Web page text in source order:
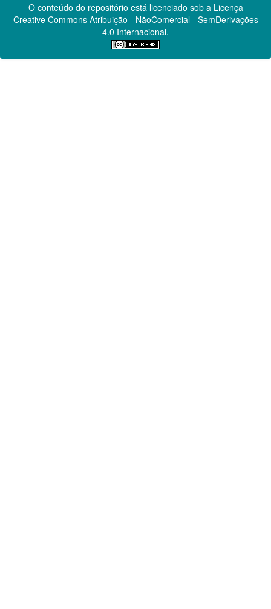
O conteúdo do repositório está licenciado sob a Licença
Creative CommonsAtribuição - NãoComercial - SemDerivações
4.0 Internacional.